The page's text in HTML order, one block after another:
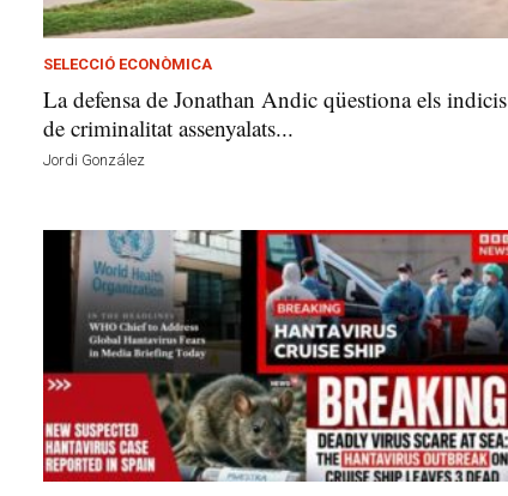
SELECCIÓ ECONÒMICA
La defensa de Jonathan Andic qüestiona els indicis
de criminalitat assenyalats...
Jordi González